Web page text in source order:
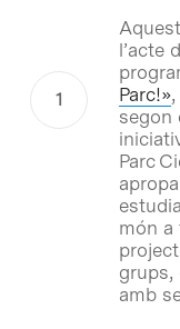
l’acte
Parc!»,
segon
Parc
món a
grups,
amb